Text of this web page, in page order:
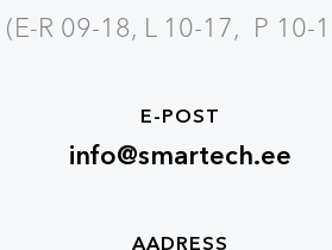
(E-R 09-18, L 10-17, P 10-
E-POST
info@smartech.ee
AADRESS